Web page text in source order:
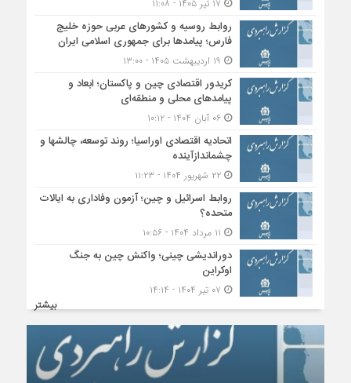
روابط روسیه و کشورهای عربی حوزه خلیج
فارس؛ پیامدها برای جمهوری اسلامی ایران
کریدور اقتصادی چین و پاکستان؛ ابعاد و
پیامدهای محلی و منطقه‌ای
۰۶ آبان ۱۴۰۴ - ۱۰:۱۲
اتحادیه اقتصادی اوراسیا؛ روند توسعه، چالشها و
چشماندازآینده
۲۲ شهریور ۱۴۰۴ - ۱۱:۲۳
روابط اسرائیل و چین؛ آزمون وفاداری به ایالات
متحده؟
دوراندیشی چینی؛ واکنش چین به جنگ
اوکراین
بیشتر